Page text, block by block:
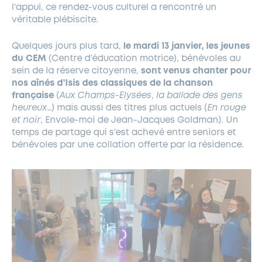
l’appui, ce rendez-vous culturel a rencontré un
véritable plébiscite.
Quelques jours plus tard,
le mardi 13 janvier, les jeunes
du CEM (Centre d’éducation motrice), bénévoles au
sein de la réserve citoyenne, sont venus chanter pour
nos aînés d’Isis des classiques de la chanson
française (Aux Champs-Elysées, la ballade des gens
heureux…) mais aussi des titres plus actuels ( En rouge
et noir, Envole-moi de Jean-Jacques Goldman). Un
temps de partage qui s’est achevé entre seniors et
bénévoles par une collation offerte par la résidence.